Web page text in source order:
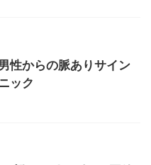
性からの脈ありサイン
ック